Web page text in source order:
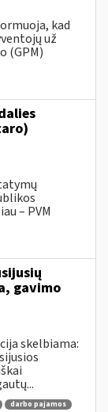
kad
už
(GPM)
– PVM
gavimo
skelbiama:
darbo pajamos